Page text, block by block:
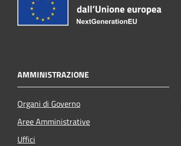
AMMINISTRAZIONE
Organi di Governo
Aree Amministrative
Uffici